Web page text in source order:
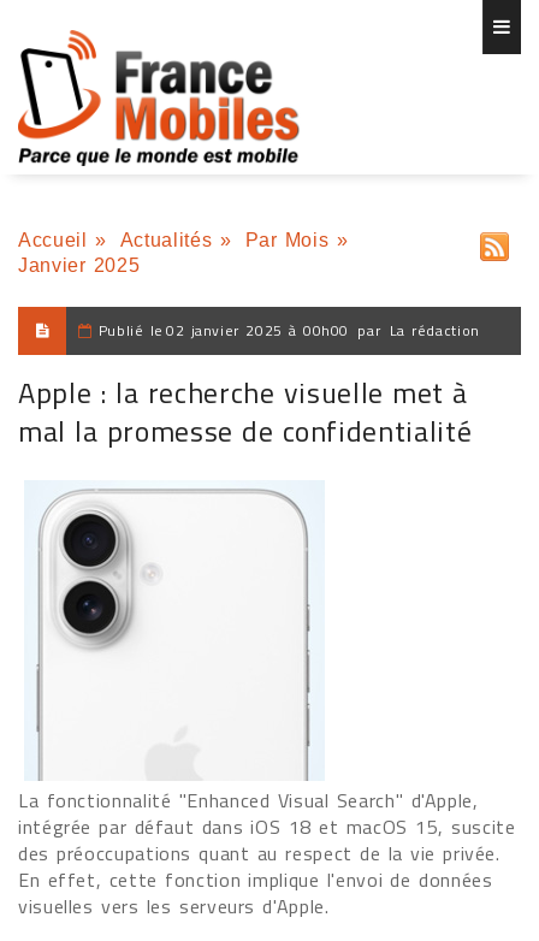
Accueil » Actualités » Par Mois »
Janvier 2025
Publié le 02 janvier 2025 à 00h00 par La rédaction
Apple : la recherche visuelle met à
mal la promesse de confidentialité
La fonctionnalité "Enhanced Visual Search" d'Apple,
intégrée par défaut dans iOS 18 et macOS 15, suscite
des préoccupations quant au respect de la vie privée.
En effet, cette fonction implique l'envoi de données
visuelles vers les serveurs d'Apple.